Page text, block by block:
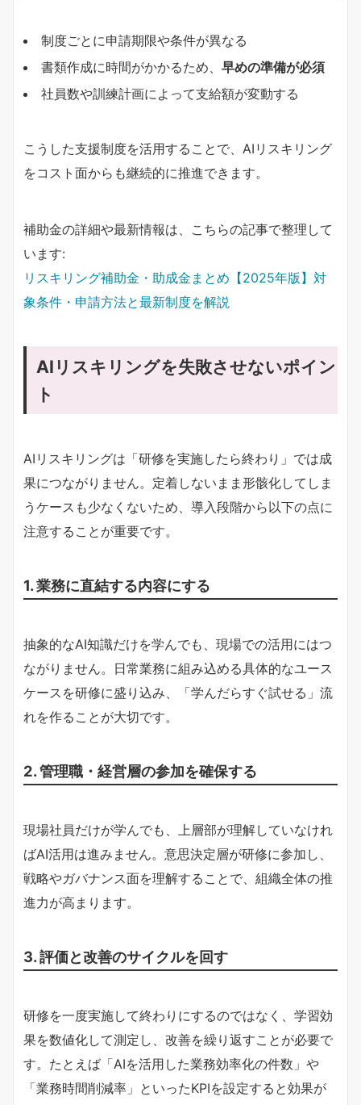
制度ごとに申請期限や条件が異なる
書類作成に時間がかかるため、 早めの準備が必須
社員数や訓練計画によって支給額が変動する
こうした支援制度を活用することで、AIリスキリング
をコスト面からも継続的に推進できます。
補助金の詳細や最新情報は、こちらの記事で整理して
います:
リスキリング補助金・助成金まとめ【2025年版】対
象条件・申請方法と最新制度を解説
AIリスキリングを失敗させないポイン
ト
AIリスキリングは「研修を実施したら終わり」では成
果につながりません。定着しないまま形骸化してしま
うケースも少なくないため、導入段階から以下の点に
注意することが重要です。
1. 業務に直結する内容にする
抽象的なAI知識だけを学んでも、現場での活用にはつ
ながりません。日常業務に組み込める具体的なユース
ケースを研修に盛り込み、「学んだらすぐ試せる」流
れを作ることが大切です。
2. 管理職・経営層の参加を確保する
現場社員だけが学んでも、上層部が理解していなけれ
ばAI活用は進みません。意思決定層が研修に参加し、
戦略やガバナンス面を理解することで、組織全体の推
進力が高まります。
3. 評価と改善のサイクルを回す
研修を一度実施して終わりにするのではなく、学習効
果を数値化して測定し、改善を繰り返すことが必要で
す。たとえば「AIを活用した業務効率化の件数」や
「業務時間削減率」といったKPIを設定すると効果が